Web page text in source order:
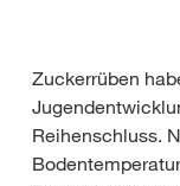
Zuckerrüben
Reihenschluss.